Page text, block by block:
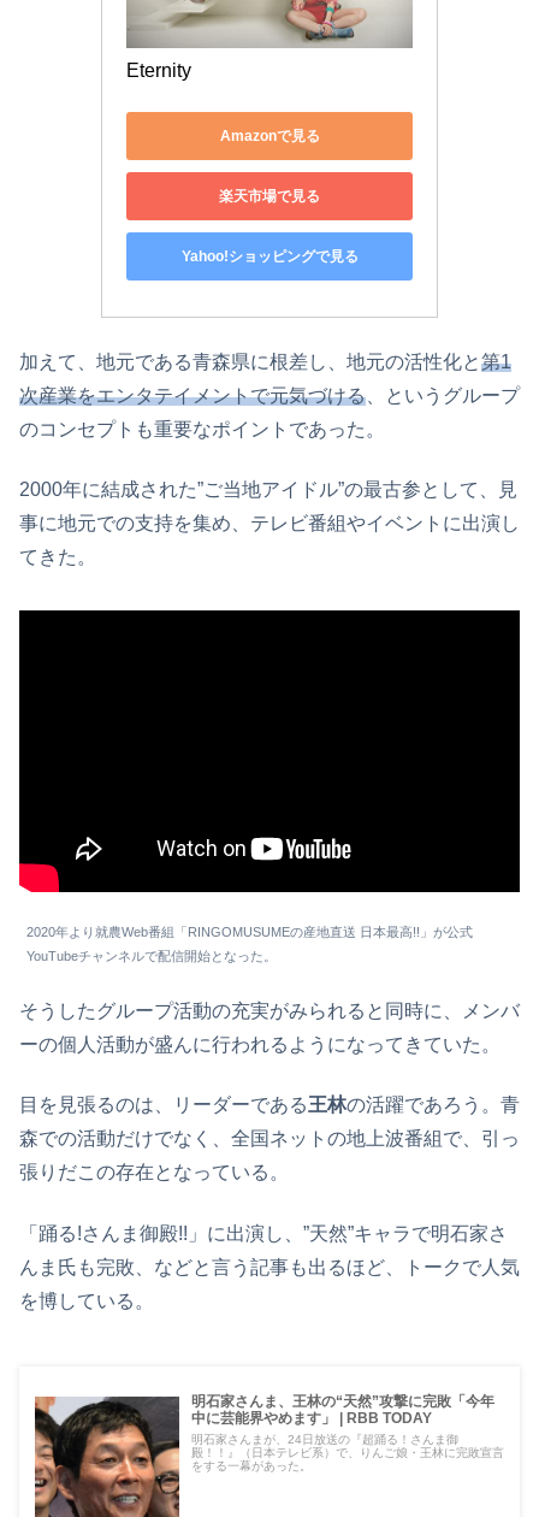
Eternity
Amazonで見る
楽天市場で見る
Yahoo!ショッピングで見る
加えて、地元である青森県に根差し、地元の活性化と第1
次産業をエンタテイメントで元気づける 、というグループ
のコンセプトも重要なポイントであった。
2000年に結成された”ご当地アイドル”の最古参として、見
事に地元での支持を集め、テレビ番組やイベントに出演し
てきた。
2020年より就農Web番組「RINGOMUSUMEの産地直送 日本最高!!」が公式
YouTubeチャンネルで配信開始となった。
そうしたグループ活動の充実がみられると同時に、メンバ
ーの個人活動が盛んに行われるようになってきていた。
目を見張るのは、リーダーである王林の活躍であろう。青
森での活動だけでなく、全国ネットの地上波番組で、引っ
張りだこの存在となっている。
「踊る!さんま御殿!!」に出演し、”天然”キャラで明石家さ
んま氏も完敗、などと言う記事も出るほど、トークで人気
を博している。
明石家さんま、王林の“天然”攻撃に完敗「今年
中に芸能界やめます」 | RBB TODAY
明石家さんまが、24日放送の『超踊る！さんま御
殿！！』（日本テレビ系）で、りんご娘・王林に完敗宣言
をする一幕があった。